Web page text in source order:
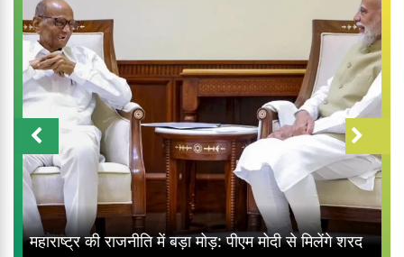
महाराष्ट्र की राजनीति में बड़ा मोड़: पीएम मोदी से मिलेंगे शरद